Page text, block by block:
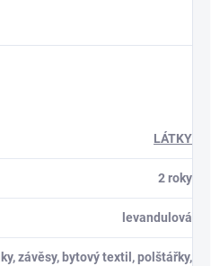
LÁTKY
2 roky
levandulová
závěsy, bytový textil, polštářky,